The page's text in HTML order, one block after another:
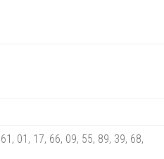
01, 17, 66, 09, 55, 89, 39, 68,